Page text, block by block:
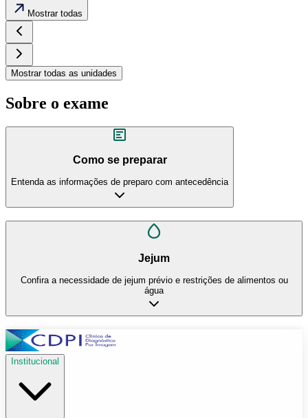
Mostrar todas
Mostrar todas as unidades
Sobre o exame
Como se preparar
Entenda as informações de preparo com antecedência
Jejum
Confira a necessidade de jejum prévio e restrições de alimentos ou
água
Institucional